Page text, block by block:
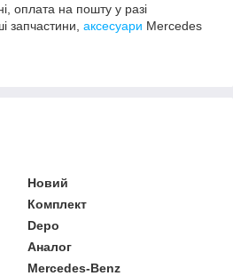
оплата на пошту у разі
запчастини, аксесуари Mercedes
Новий
Комплект
Depo
Аналог
Mercedes-Benz